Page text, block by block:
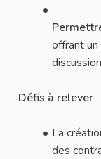
offrant
Défis à relever
La
des